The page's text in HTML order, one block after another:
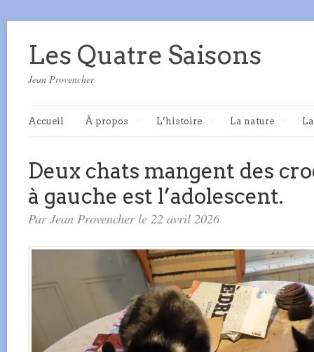
Les Quatre Saisons
Jean Provencher
Accueil À propos L’histoire La nature
Deux chats mangent des
à gauche est l’adolescent.
Par Jean Provencher le 22 avril 2026